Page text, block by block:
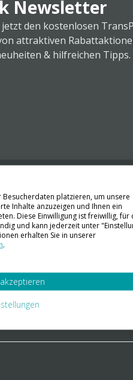
Newsletter
den kostenlosen
attraktiven
& hilfreichen Tipps.
Sie uns
73 56
platzieren, um unsere
Inhalte anzuzeigen und Ihnen ein
Diese Einwilligung ist freiwillig, für
und kann jederzeit unter
erhalten Sie in unserer
.